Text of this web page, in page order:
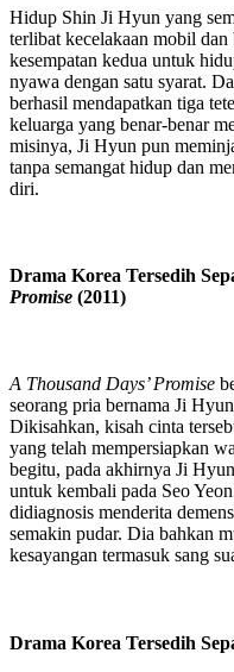
Hidup Shin Ji Hyun yang
terlibat kecelakaan mobil
kesempatan kedua untuk
nyawa dengan satu syarat.
berhasil mendapatkan tiga
keluarga yang benar-benar
misinya, Ji Hyun pun
tanpa semangat hidup dan
diri.
Drama Korea Tersedih
Promise (2011)
A Thousand Days’ Promise
seorang pria bernama Ji
Dikisahkan, kisah cinta
yang telah mempersiapkan
begitu, pada akhirnya Ji
untuk kembali pada Seo
didiagnosis menderita
semakin pudar. Dia bahkan
kesayangan termasuk sang
Drama Korea Tersedih